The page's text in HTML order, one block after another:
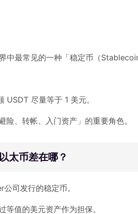
中最常见的一种「稳定币（Stablecoin
USDT 尽量等于 1 美元。
、转帐、入门资产」的重要角色。
太币差在哪？
司发行的稳定币。
值的美元资产作为担保。